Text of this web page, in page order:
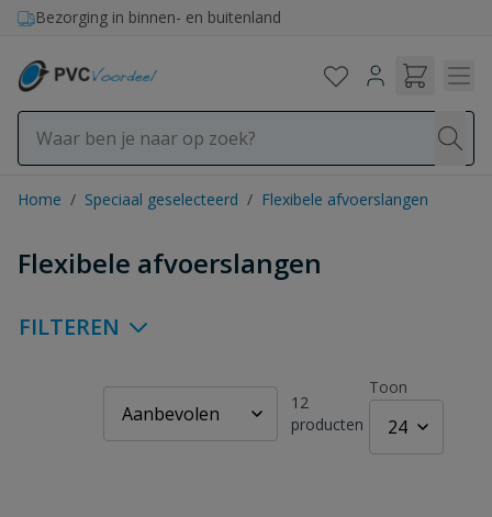
Ga naar de inhoud
Bezorging in binnen- en buitenland
Home / Speciaal geselecteerd / Flexibele afvoerslangen
Flexibele afvoerslangen
FILTEREN
12
producten
Toon